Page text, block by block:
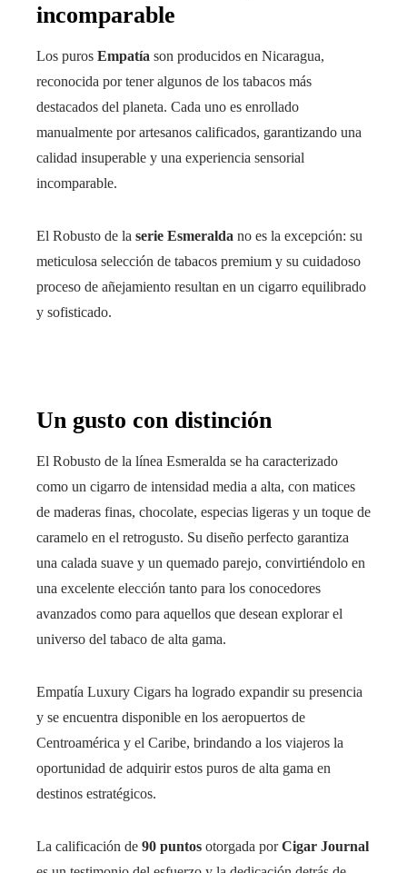
incomparable
Los puros Empatía son producidos en Nicaragua,
reconocida por tener algunos de los tabacos más
destacados del planeta. Cada uno es enrollado
manualmente por artesanos calificados, garantizando una
calidad insuperable y una experiencia sensorial
incomparable.
El Robusto de la serie Esmeralda no es la excepción: su
meticulosa selección de tabacos premium y su cuidadoso
proceso de añejamiento resultan en un cigarro equilibrado
y sofisticado.
Un gusto con distinción
El Robusto de la línea Esmeralda se ha caracterizado
como un cigarro de intensidad media a alta, con matices
de maderas finas, chocolate, especias ligeras y un toque de
caramelo en el retrogusto. Su diseño perfecto garantiza
una calada suave y un quemado parejo, convirtiéndolo en
una excelente elección tanto para los conocedores
avanzados como para aquellos que desean explorar el
universo del tabaco de alta gama.
Empatía Luxury Cigars ha logrado expandir su presencia
y se encuentra disponible en los aeropuertos de
Centroamérica y el Caribe, brindando a los viajeros la
oportunidad de adquirir estos puros de alta gama en
destinos estratégicos.
La calificación de 90 puntos otorgada porCigar Journal